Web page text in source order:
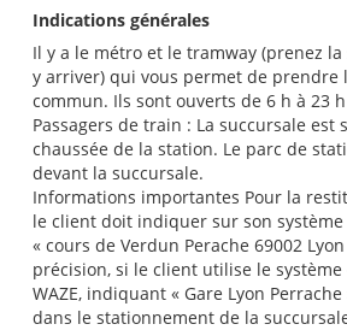
Indications générales
Il y a le métro et le tramway (prenez
y arriver) qui vous permet de prendre
commun. Ils sont ouverts de 6 h à 23
Passagers de train : La succursale est
chaussée de la station. Le parc de
devant la succursale.
Informations importantes Pour la
le client doit indiquer sur son
« cours de Verdun Perache 69002
précision, si le client utilise le
WAZE, indiquant « Gare Lyon
dans le stationnement de la